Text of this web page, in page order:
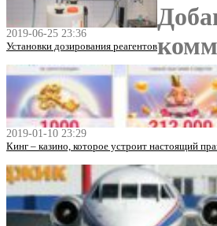
2019-06-25 23:36
Установки дозирования реагентов
2019-01-10 23:29
Кинг – казино, которое устроит настоящий